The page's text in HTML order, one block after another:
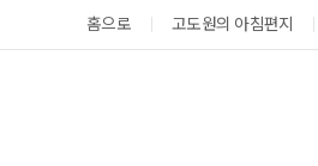
홈으로 고도원의 아침편지